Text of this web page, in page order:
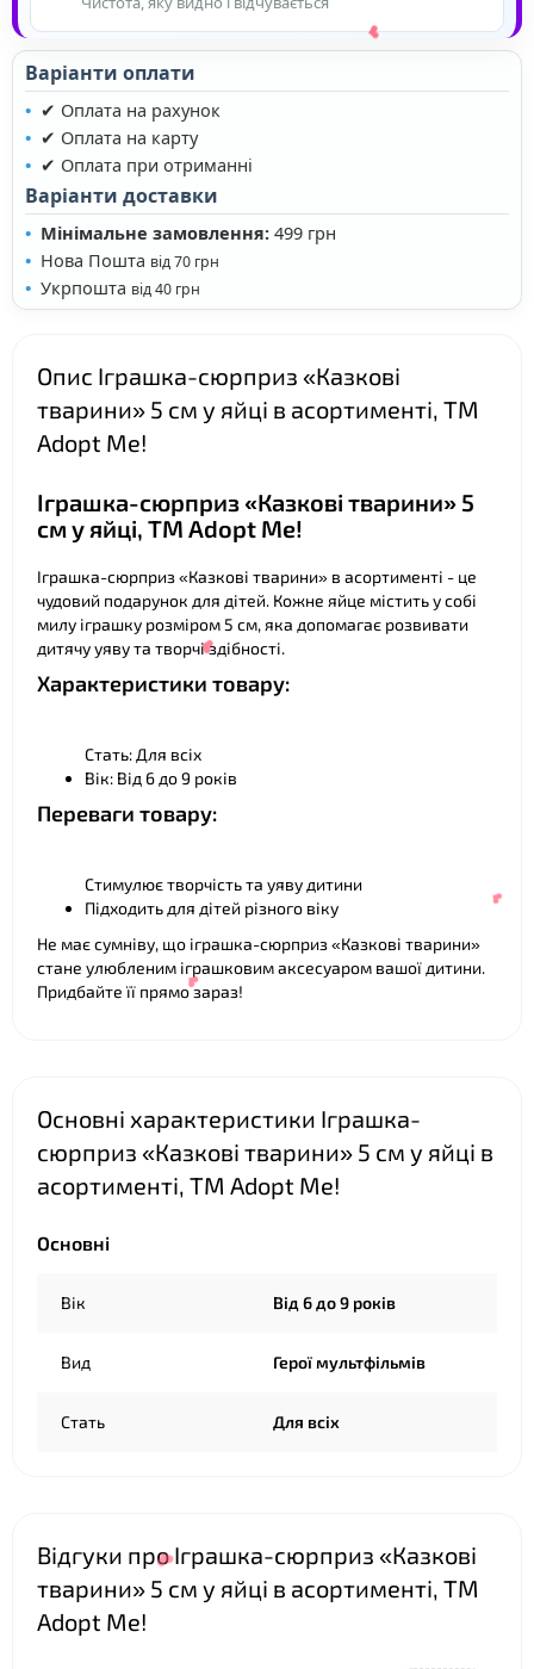
Варіанти оплати
✔ Оплата на рахунок
✔ Оплата на карту
✔ Оплата при отриманні
Варіанти доставки
Мінімальне замовлення: 499 грн
Нова Пошта від 70 грн
Укрпошта від 40 грн
Опис Іграшка-сюрприз «Казкові
тварини» 5 см у яйці в асортименті, ТМ
Adopt Me!
Іграшка-сюрприз «Казкові тварини» 5
см у яйці, ТМ Adopt Me!
Іграшка-сюрприз «Казкові тварини» в асортименті - це
чудовий подарунок для дітей. Кожне яйце містить у собі
милу іграшку розміром 5 см, яка допомагає розвивати
дитячу уяву та творчі здібності.
Характеристики товару:
Стать: Для всіх
Вік: Від 6 до 9 років
Переваги товару:
Стимулює творчість та уяву дитини
Підходить для дітей різного віку
Не має сумніву, що іграшка-сюрприз «Казкові тварини»
стане улюбленим іграшковим аксесуаром вашої дитини.
Придбайте її прямо зараз!
Основні характеристики Іграшка-
сюрприз «Казкові тварини» 5 см у яйці в
асортименті, ТМ Adopt Me!
Основні
Вік Від 6 до 9 років
Вид Герої мультфільмів
Стать Для всіх
Відгуки про Іграшка-сюрприз «Казкові
тварини» 5 см у яйці в асортименті, ТМ
Adopt Me!